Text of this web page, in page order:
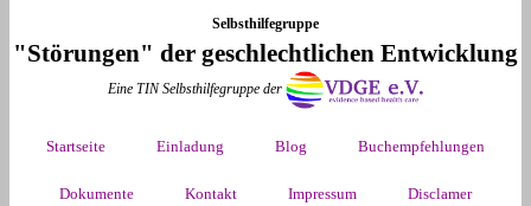
Selbsthilfegruppe
"Störungen" der geschlechtlichen Entwicklung
Eine TIN Selbsthilfegruppe der
Startseite Einladung Blog Buchempfehlungen
Dokumente Kontakt Impressum Disclamer